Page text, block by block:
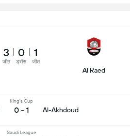
3
जीत
0
ड्रॉस
1
जीत
Al Raed
King's Cup
0 - 1 Al-Akhdoud
Saudi League